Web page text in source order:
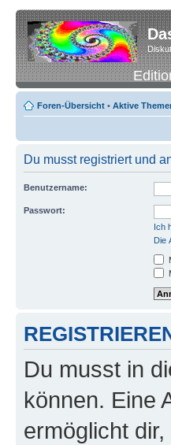
Foren-Übersicht • Aktive
Du musst registriert und
Benutzername:
Passwort:
Ich
Die
Du musst in
können. Eine
ermöglicht